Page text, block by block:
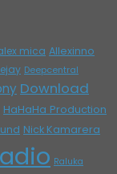
mica Allexinno
Deepcentral
Download
HaHaHa Production
Nick Kamarera
Raluka